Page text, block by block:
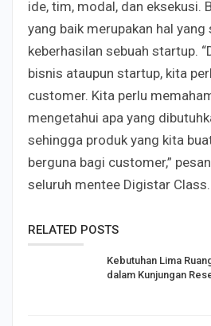
ide, tim, modal, dan eksekusi.
yang baik merupakan hal
keberhasilan sebuah startup.
bisnis ataupun startup, kita
customer. Kita perlu
mengetahui apa yang
sehingga produk yang kita
berguna bagi customer,”
seluruh mentee Digistar Class.
RELATED POSTS
Kebutuhan Lima
dalam Kunjungan